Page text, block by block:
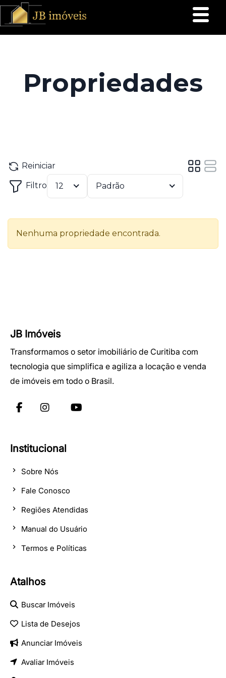
JB Imóveis
Transformamos o setor imobiliário de Curitiba com
tecnologia que simplifica e agiliza a locação e venda
de imóveis em todo o Brasil.
Institucional
Sobre Nós
Fale Conosco
Regiões Atendidas
Manual do Usuário
Termos e Políticas
Atalhos
Buscar Imóveis
Lista de Desejos
Anunciar Imóveis
Avaliar Imóveis